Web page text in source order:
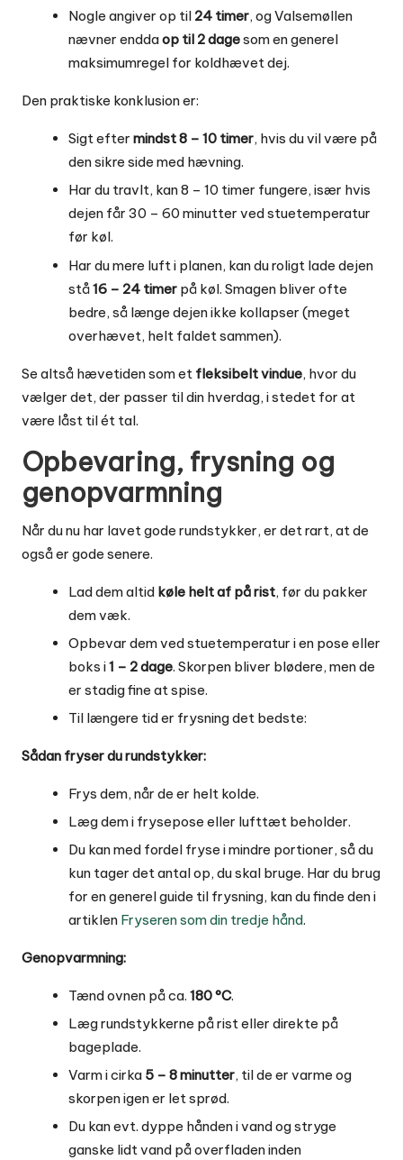
Nogle angiver op til 24 timer, og Valsemøllen
nævner enddaop til 2 dagesom en generel
maksimumregel for koldhævet dej.
Den praktiske konklusion er:
Sigt efter mindst 8 – 10 timer, hvis du vil være på
den sikre side med hævning.
Har du travlt, kan 8 – 10 timer fungere, især hvis
dejen får 30 – 60 minutter ved stuetemperatur
før køl.
Har du mere luft i planen, kan du roligt lade dejen
stå16 – 24 timer på køl. Smagen bliver ofte
bedre, så længe dejen ikke kollapser (meget
overhævet, helt faldet sammen).
Se altså hævetiden som et fleksibelt vindue, hvor du
vælger det, der passer til din hverdag, i stedet for at
være låst til ét tal.
Opbevaring, frysning og
genopvarmning
Når du nu har lavet gode rundstykker, er det rart, at de
også er gode senere.
Lad dem altid køle helt af på rist, før du pakker
dem væk.
Opbevar dem ved stuetemperatur i en pose eller
boks i1 – 2 dage. Skorpen bliver blødere, men de
er stadig fine at spise.
Til længere tid er frysning det bedste:
Sådan fryser du rundstykker:
Frys dem, når de er helt kolde.
Læg dem i frysepose eller lufttæt beholder.
Du kan med fordel fryse i mindre portioner, så du
kun tager det antal op, du skal bruge. Har du brug
for en generel guide til frysning, kan du finde den i
artiklen Fryseren som din tredje hånd.
Genopvarmning:
Tænd ovnen på ca. 180 °C.
Læg rundstykkerne på rist eller direkte på
bageplade.
Varm i cirka 5 – 8 minutter, til de er varme og
skorpen igen er let sprød.
Du kan evt. dyppe hånden i vand og stryge
ganske lidt vand på overfladen inden